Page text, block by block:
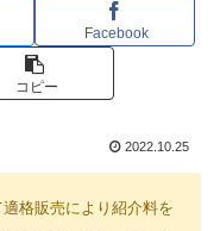
Facebook
コピー
2022.10.25
格販売により紹介料を